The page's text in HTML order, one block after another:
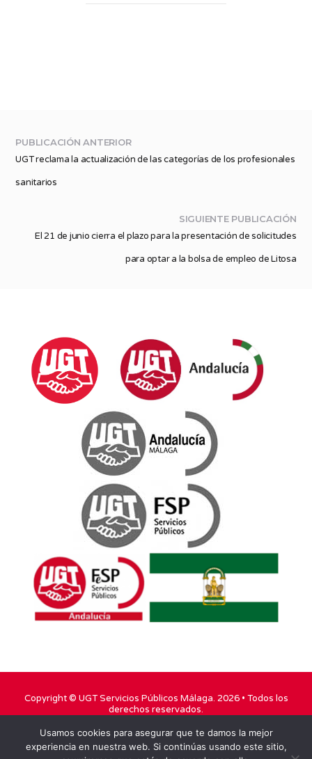
PUBLICACIÓN ANTERIOR
UGT reclama la actualización de las categorías de los profesionales
sanitarios
SIGUIENTE PUBLICACIÓN
El 21 de junio cierra el plazo para la presentación de solicitudes
para optar a la bolsa de empleo de Litosa
Copyright © UGT Servicios Públicos Málaga. 2026 • Todos los
derechos reservados.
TWITTER FACEBOOK YOUTUBE
Usamos cookies para asegurar que te damos la mejor
experiencia en nuestra web. Si continúas usando este sitio,